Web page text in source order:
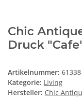
Chic
Druck
Artikelnummer:
Kategorie: Living
Hersteller: Chic